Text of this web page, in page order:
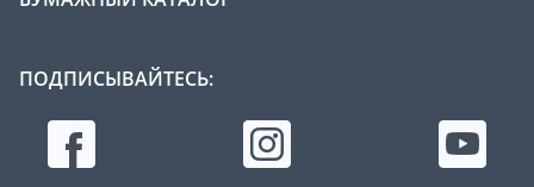
ПОДПИСЫВАЙТЕСЬ: